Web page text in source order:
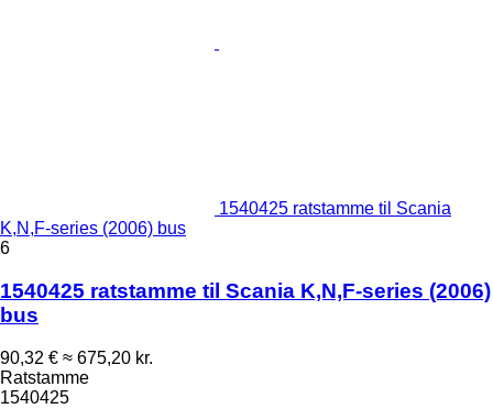
1540425 ratstamme til Scania
K,N,F-series (2006) bus
6
1540425 ratstamme til Scania K,N,F-series (2006)
bus
90,32 € ≈ 675,20 kr.
Ratstamme
1540425